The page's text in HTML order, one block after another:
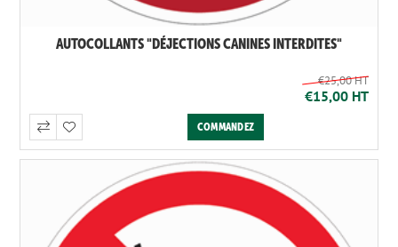
AUTOCOLLANTS "DÉJECTIONS CANINES INTERDITES"
€25,00 HT
€15,00 HT